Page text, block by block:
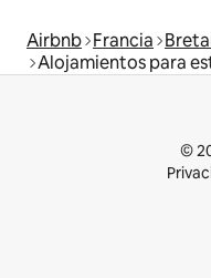
Airbnb Francia
Alojamientos para
©